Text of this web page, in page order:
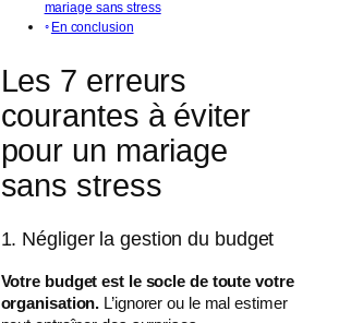
mariage sans stress
En conclusion
Les 7 erreurs
courantes à éviter
pour un mariage
sans stress
1. Négliger la gestion du budget
Votre budget est le socle de toute votre
organisation. L’ignorer ou le mal estimer